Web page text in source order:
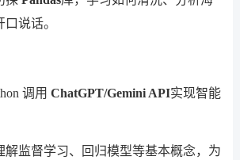
说话。
调用 ChatGPT/Gemini API实现智能
解监督学习、回归模型等基本概念，为